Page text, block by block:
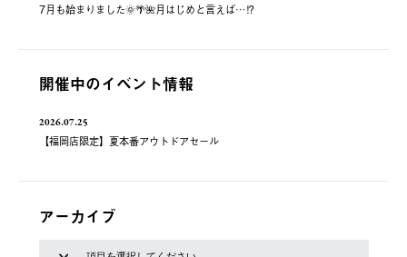
7月も始まりました🌞🌴🌺月はじめと言えば…⁉️
開催中のイベント情報
2026.07.25
【福岡店限定】夏本番アウトドアセール
アーカイブ